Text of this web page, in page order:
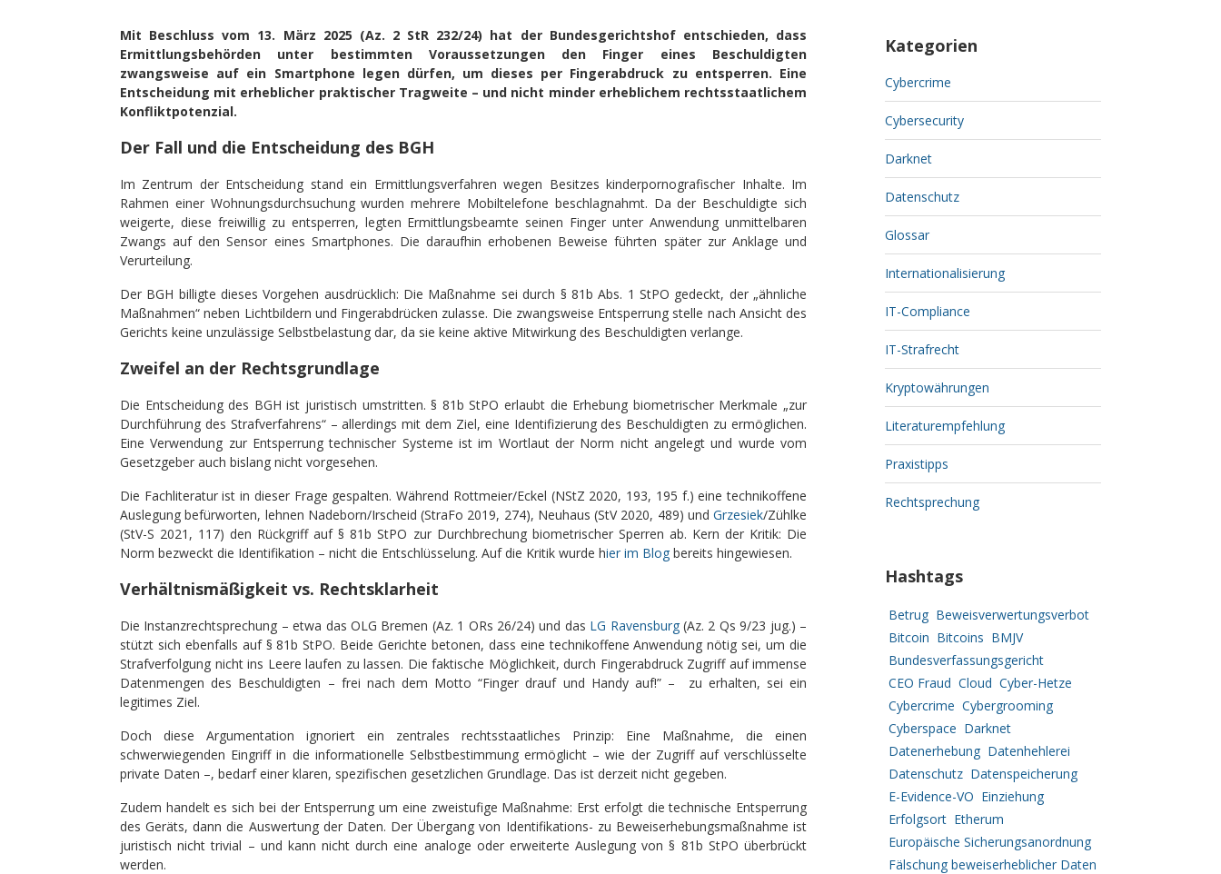
Mit Beschluss vom 13. März 2025 (Az. 2 StR 232/24) hat der Bundesgerichtshof entschieden, dass
Ermittlungsbehörden unter bestimmten Voraussetzungen den Finger eines Beschuldigten
zwangsweise auf ein Smartphone legen dürfen, um dieses per Fingerabdruck zu entsperren. Eine
Entscheidung mit erheblicher praktischer Tragweite – und nicht minder erheblichem rechtsstaatlichem
Konfliktpotenzial.
Der Fall und die Entscheidung des BGH
Im Zentrum der Entscheidung stand ein Ermittlungsverfahren wegen Besitzes kinderpornografischer Inhalte. Im
Rahmen einer Wohnungsdurchsuchung wurden mehrere Mobiltelefone beschlagnahmt. Da der Beschuldigte sich
weigerte, diese freiwillig zu entsperren, legten Ermittlungsbeamte seinen Finger unter Anwendung unmittelbaren
Zwangs auf den Sensor eines Smartphones. Die daraufhin erhobenen Beweise führten später zur Anklage und
Verurteilung.
Der BGH billigte dieses Vorgehen ausdrücklich: Die Maßnahme sei durch § 81b Abs. 1 StPO gedeckt, der „ähnliche
Maßnahmen“ neben Lichtbildern und Fingerabdrücken zulasse. Die zwangsweise Entsperrung stelle nach Ansicht des
Gerichts keine unzulässige Selbstbelastung dar, da sie keine aktive Mitwirkung des Beschuldigten verlange.
Zweifel an der Rechtsgrundlage
Die Entscheidung des BGH ist juristisch umstritten. § 81b StPO erlaubt die Erhebung biometrischer Merkmale „zur
Durchführung des Strafverfahrens“ – allerdings mit dem Ziel, eine Identifizierung des Beschuldigten zu ermöglichen.
Eine Verwendung zur Entsperrung technischer Systeme ist im Wortlaut der Norm nicht angelegt und wurde vom
Gesetzgeber auch bislang nicht vorgesehen.
Die Fachliteratur ist in dieser Frage gespalten. Während Rottmeier/Eckel (NStZ 2020, 193, 195 f.) eine technikoffene
Auslegung befürworten, lehnen Nadeborn/Irscheid (StraFo 2019, 274), Neuhaus (StV 2020, 489) und Grzesiek/Zühlke
(StV-S 2021, 117) den Rückgriff auf § 81b StPO zur Durchbrechung biometrischer Sperren ab. Kern der Kritik: Die
Norm bezweckt die Identifikation – nicht die Entschlüsselung. Auf die Kritik wurde hier im Blog bereits hingewiesen.
Verhältnismäßigkeit vs. Rechtsklarheit
Die Instanzrechtsprechung – etwa das OLG Bremen (Az. 1 ORs 26/24) und das LG Ravensburg(Az. 2 Qs 9/23 jug.) –
stützt sich ebenfalls auf § 81b StPO. Beide Gerichte betonen, dass eine technikoffene Anwendung nötig sei, um die
Strafverfolgung nicht ins Leere laufen zu lassen. Die faktische Möglichkeit, durch Fingerabdruck Zugriff auf immense
Datenmengen des Beschuldigten – frei nach dem Motto “Finger drauf und Handy auf!” – zu erhalten, sei ein
legitimes Ziel.
Doch diese Argumentation ignoriert ein zentrales rechtsstaatliches Prinzip: Eine Maßnahme, die einen
schwerwiegenden Eingriff in die informationelle Selbstbestimmung ermöglicht – wie der Zugriff auf verschlüsselte
private Daten –, bedarf einer klaren, spezifischen gesetzlichen Grundlage. Das ist derzeit nicht gegeben.
Zudem handelt es sich bei der Entsperrung um eine zweistufige Maßnahme: Erst erfolgt die technische Entsperrung
des Geräts, dann die Auswertung der Daten. Der Übergang von Identifikations- zu Beweiserhebungsmaßnahme ist
juristisch nicht trivial – und kann nicht durch eine analoge oder erweiterte Auslegung von § 81b StPO überbrückt
werden.
Kategorien
Cybercrime
Cybersecurity
Darknet
Datenschutz
Glossar
Internationalisierung
IT-Compliance
IT-Strafrecht
Kryptowährungen
Literaturempfehlung
Praxistipps
Rechtsprechung
Hashtags
Betrug Beweisverwertungsverbot
Bitcoin Bitcoins BMJV
Bundesverfassungsgericht
CEO Fraud Cloud Cyber-Hetze
Cybercrime Cybergrooming
Cyberspace Darknet
Datenerhebung Datenhehlerei
Datenschutz Datenspeicherung
E-Evidence-VO Einziehung
Erfolgsort Etherum
Europäische Sicherungsanordnung
Fälschung beweiserheblicher Daten